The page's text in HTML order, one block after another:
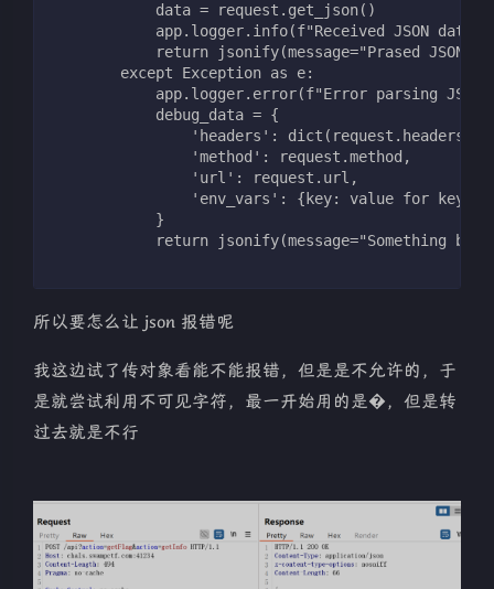
data = request.get_json()
app.logger.info(f"Received JSON data:
return jsonify(message="Prased JSON
except Exception as e:
app.logger.error(f"Error parsing JSON:
debug_data = {
'headers': dict(request.headers),
'method': request.method,
'url': request.url,
'env_vars': {key: value for key, value
}
return jsonify(message="Something broke!!",
所以要怎么让 json 报错呢
我这边试了传对象看能不能报错，但是是不允许的，于
是就尝试利用不可见字符，最一开始用的是�，但是转
过去就是不行